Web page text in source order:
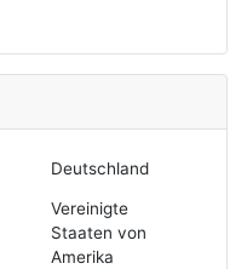
Deutschland
Vereinigte
Staaten von
Amerika